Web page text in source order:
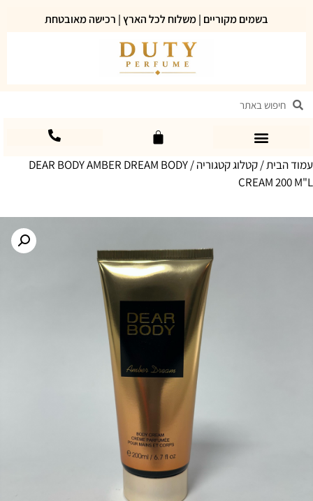
בשמים מקוריים | משלוח לכל הארץ | רכישה מאובטחת
עמוד הבית/קטלוג קטגוריה / DEAR BODY AMBER DREAM BODY
CREAM 200 M"L